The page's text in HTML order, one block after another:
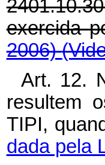
exercida
2006)
Art. 12.
resultem
TIPI,
dada pela